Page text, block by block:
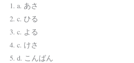
1. a. あさ
2. c. ひる
3. c. よる
4. c. けさ
5. d. こんばん